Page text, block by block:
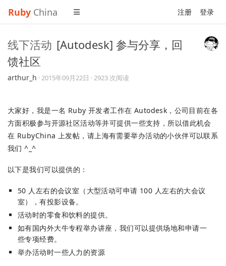
Ruby China 注册 登录
线下活动 [Autodesk] 参与分享，回
馈社区
arthur_h ·2015年09月22日 · 2923 次阅读
大家好，我是一名 Ruby 开发者工作在 Autodesk，公司目前在各
方面积极参与开源社区活动等并可提供一些支持，所以借此机会
在 RubyChina 上发帖，请上海有需要举办活动的小伙伴可以联系
我们 ^_^
以下是我们可以提供的：
50 人左右的会议室（大型活动可申请 100 人左右的大会议
室），有投影设备。
活动时的零食和饮料的提供。
如有国内外大牛专程举办讲座，我们可以提供场地和申请一
些专项经费。
举办活动时一些人力的资源